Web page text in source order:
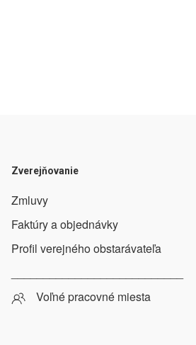
Zverejňovanie
Zmluvy
Faktúry a objednávky
Profil verejného obstarávateľa
Voľné pracovné miesta